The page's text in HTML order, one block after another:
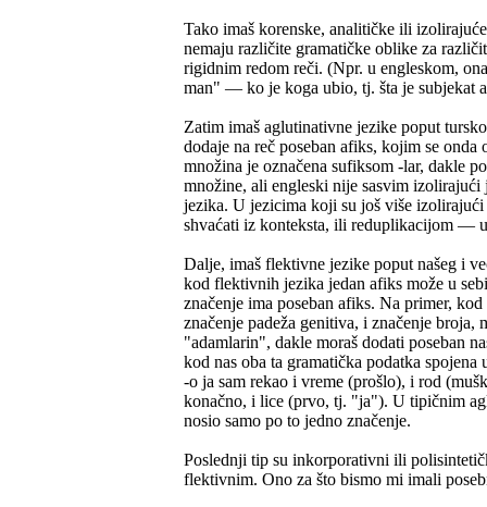
Tako imaš korenske, analitičke ili
nemaju različite gramatičke oblike za
rigidnim redom reči. (Npr. u engleskom,
man" — ko je koga ubio, tj. šta je subjekat
Zatim imaš aglutinativne jezike poput
dodaje na reč poseban afiks, kojim se
množina je označena sufiksom -lar, dakle
množine, ali engleski nije sasvim
jezika. U jezicima koji su još više
shvaćati iz konteksta, ili reduplikacijom —
Dalje, imaš flektivne jezike poput našeg i
kod flektivnih jezika jedan afiks može u
značenje ima poseban afiks. Na primer,
značenje padeža genitiva, i značenje
"adamlarin", dakle moraš dodati poseban
kod nas oba ta gramatička podatka
-o ja sam rekao i vreme (prošlo), i rod
konačno, i lice (prvo, tj. "ja"). U tipičnim
nosio samo po to jedno značenje.
Poslednji tip su inkorporativni ili
flektivnim. Ono za što bismo mi imali